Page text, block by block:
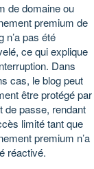
de domaine ou
premium de
n’a pas été
ce qui explique
Dans
cas, le blog peut
être protégé par
de passe, rendant
limité tant que
premium n’a
réactivé.